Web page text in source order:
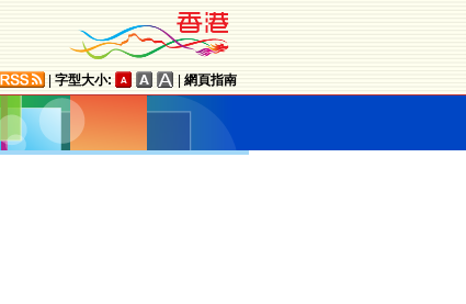
字型大小: 網頁指南